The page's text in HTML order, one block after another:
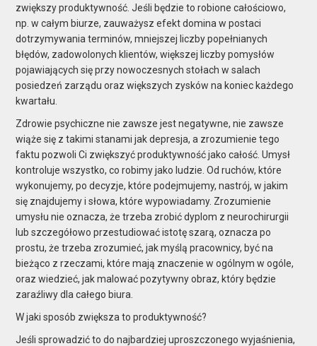
zwiększy produktywność. Jeśli będzie to robione całościowo,
np. w całym biurze, zauważysz efekt domina w postaci
dotrzymywania terminów, mniejszej liczbypopełnianych
błędów, zadowolonych klientów, większej liczby pomysłów
pojawiających się przy nowoczesnych stołach w salach
posiedzeń zarządu oraz większych zysków na koniec każdego
kwartału.
Zdrowie psychiczne nie zawsze jest negatywne, nie zawsze
wiąże się z takimi stanami jak depresja, a zrozumienie tego
faktu pozwoli Ci zwiększyć produktywność jako całość. Umysł
kontroluje wszystko, co robimy jako ludzie. Od ruchów, które
wykonujemy, po decyzje, które podejmujemy, nastrój, w jakim
się znajdujemy i słowa, które wypowiadamy. Zrozumienie
umysłu nie oznacza, że trzeba zrobić dyplom z neurochirurgii
lub szczegółowo przestudiować istotę szarą, oznacza po
prostu, że trzeba zrozumieć, jak myślą pracownicy, być na
bieżąco z rzeczami, które mają znaczenie w ogólnymw ogóle,
orazwiedzieć, jakmalować pozytywny obraz, który będzie
zaraźliwy dla całego biura.
W jaki sposób zwiększa to produktywność?
Jeśli sprowadzić to do najbardziej uproszczonego wyjaśnienia,